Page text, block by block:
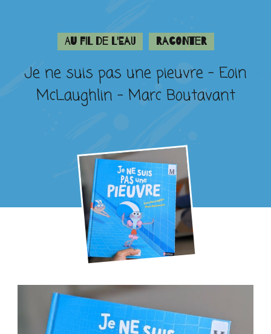
Au fil de l'eau Raconter
Je ne suis pas une pieuvre – Eoin
McLaughlin – Marc Boutavant